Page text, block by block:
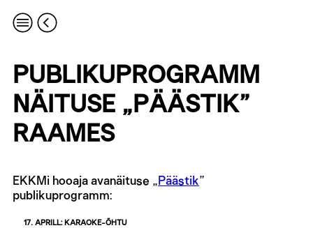
PUBLIKUPROGRAMM
NÄITUSE „PÄÄSTIK”
RAAMES
EKKMi hooaja avanäituse „ Päästik”
publikuprogramm:
17. APRILL: KARAOKE-ÕHTU